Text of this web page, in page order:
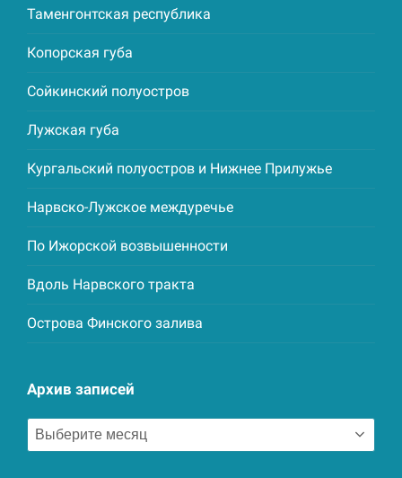
Таменгонтская республика
Копорская губа
Сойкинский полуостров
Лужская губа
Кургальский полуостров и Нижнее Прилужье
Нарвско-Лужское междуречье
По Ижорской возвышенности
Вдоль Нарвского тракта
Острова Финского залива
Архив записей
Архив
записей